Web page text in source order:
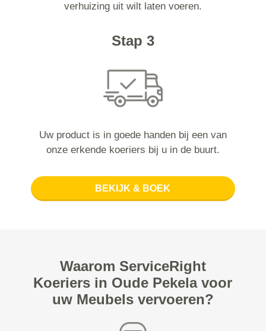
verhuizing uit wilt laten voeren.
Stap 3
Uw product is in goede handen bij een van
onze erkende koeriers bij u in de buurt.
BEKIJK & BOEK
Waarom ServiceRight
Koeriers in Oude Pekela voor
uw Meubels vervoeren?